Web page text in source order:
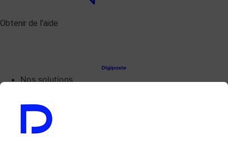
Lors de votre navigation sur notre site, nos partenaires
Obtenir de l’aide
Nos solutions
Digiposte Access +
Digiposte Business
Vos besoins